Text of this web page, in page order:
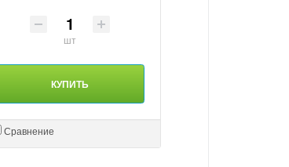
шт
КУПИТЬ
Сравнение